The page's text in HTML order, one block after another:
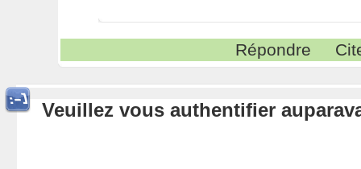
Répondre
Veuillez vous authentifier